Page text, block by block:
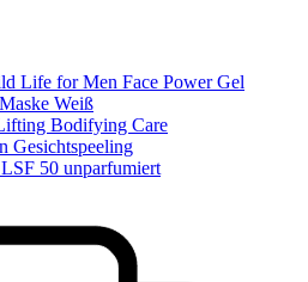
Life for Men Face Power Gel
Weiß
Bodifying Care
Gesichtspeeling
50 unparfumiert